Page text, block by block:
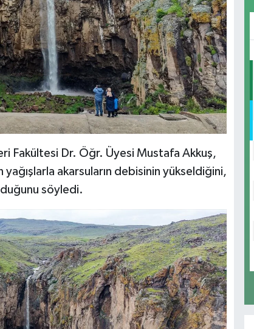
Fakültesi Dr. Öğr. Üyesi Mustafa Akkuş,
akarsuların debisinin yükseldiğini,
söyledi.